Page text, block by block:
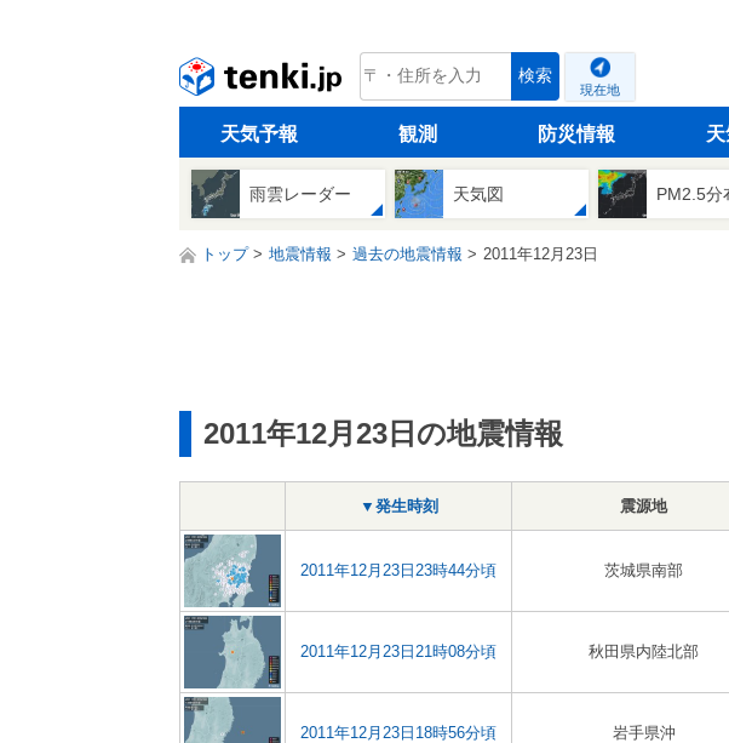
tenki.jp 検索
現在地
天気予報 観測 防災情報 天
雨雲レーダー 天気図 PM2.5分
トップ 地震情報 過去の地震情報 2011年12月23日
2011年12月23日の地震情報
▼発生時刻 震源地
2011年12月23日23時44分頃 茨城県南部
2011年12月23日21時08分頃 秋田県内陸北部
2011年12月23日18時56分頃 岩手県沖